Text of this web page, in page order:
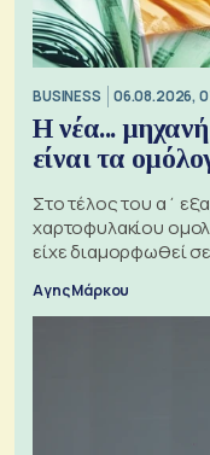
BUSINESS 06.08.2026,
Η νέα... μηχανή
είναι τα
Στο τέλος του α΄
χαρτοφυλακίου
είχε διαμορφωθεί
Αγης Μάρκου